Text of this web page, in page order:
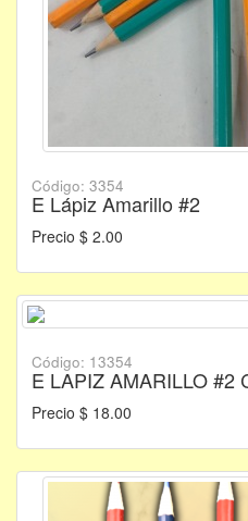
Código: 3354
E Lápiz Amarillo #2
Precio $ 2.00
Código: 13354
E LAPIZ AMARILLO #2
Precio $ 18.00